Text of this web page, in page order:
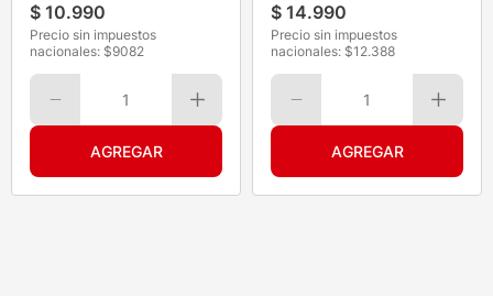
$ 10.990
Precio sin impuestos
nacionales: $9082
1
$ 14.990
Precio sin impuestos
nacionales: $12.388
1